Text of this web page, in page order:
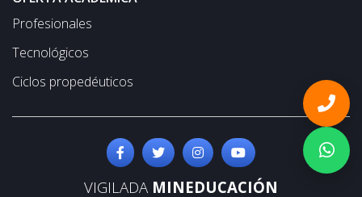
Profesionales
Tecnológicos
Ciclos propedéuticos
VIGILADA MINEDUCACIÓN